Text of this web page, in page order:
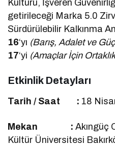
Kültürü, İşveren
getirileceği Marka 5.0
Sürdürülebilir Kalkınma
16‘yı (Barış, Adalet ve
17‘yi (Amaçlar İçin
Etkinlik Detayları
Tarih / Saat : 18
Mekan : Akıngüç
Kültür Üniversitesi